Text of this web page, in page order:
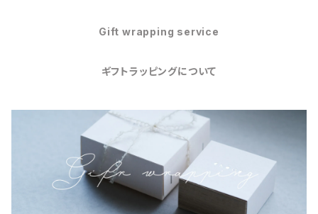
Gift wrapping service
ギフトラッピングについて